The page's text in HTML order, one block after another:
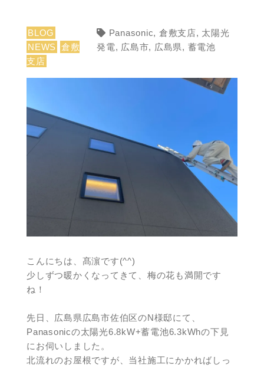
BLOG
NEWS 倉敷
支店
Panasonic, 倉敷支店, 太陽光
発電, 広島市, 広島県, 蓄電池
こんにちは、髙濵です(^^)
少しずつ暖かくなってきて、梅の花も満開です
ね！
先日、広島県広島市佐伯区のN様邸にて、
Panasonicの太陽光6.8kW+蓄電池6.3kWhの下見
にお伺いしました。
北流れのお屋根ですが、当社施工にかかればしっ